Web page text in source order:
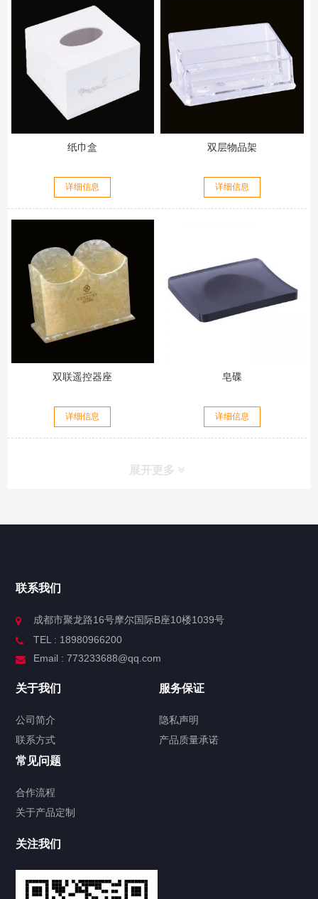
纸巾盒
详细信息
双层物品架
详细信息
双联遥控器座
详细信息
皂碟
详细信息
展开更多
联系我们
成都市聚龙路16号摩尔国际B座10楼1039号
TEL : 18980966200
Email : 773233688@qq.com
关于我们
公司简介
联系方式
服务保证
隐私声明
产品质量承诺
常见问题
合作流程
关于产品定制
关注我们